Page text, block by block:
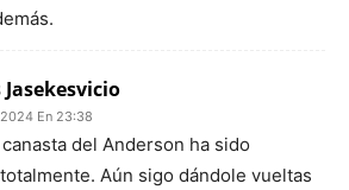
En 23:38
del Anderson ha sido
Aún sigo dándole vueltas